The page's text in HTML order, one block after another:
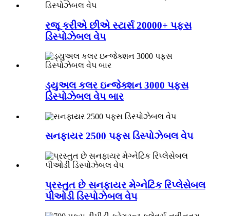
રજૂ કરીએ છીએ સ્ટાર્સ 20000+ પફ્સ
ડિસ્પોઝેબલ વેપ
ડ્યુઅલ કલર ઇન્જેક્શન 3000 પફ્સ
ડિસ્પોઝેબલ વેપ બાર
સનફાયર 2500 પફ્સ ડિસ્પોઝેબલ વેપ
પ્રસ્તુત છે સનફાયર મેગ્નેટિક રિપ્લેસેબલ
પીઓડી ડિસ્પોઝેબલ વેપ